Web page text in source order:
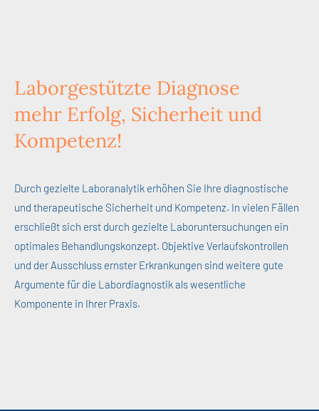
Laborgestützte Diagnose
mehr Erfolg, Sicherheit und
Kompetenz!
Durch gezielte Laboranalytik erhöhen Sie Ihre diagnostische
und therapeutische Sicherheit und Kompetenz. In vielen Fällen
erschließt sich erst durch gezielte Laboruntersuchungen ein
optimales Behandlungskonzept. Objektive Verlaufskontrollen
und der Ausschluss ernster Erkrankungen sind weitere gute
Argumente für die Labordiagnostik als wesentliche
Komponente in Ihrer Praxis.